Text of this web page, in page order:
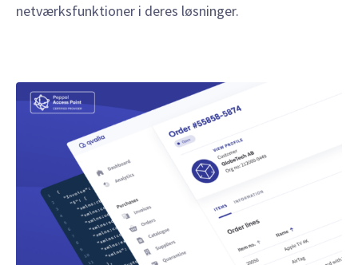
netværksfunktioner i deres løsninger.